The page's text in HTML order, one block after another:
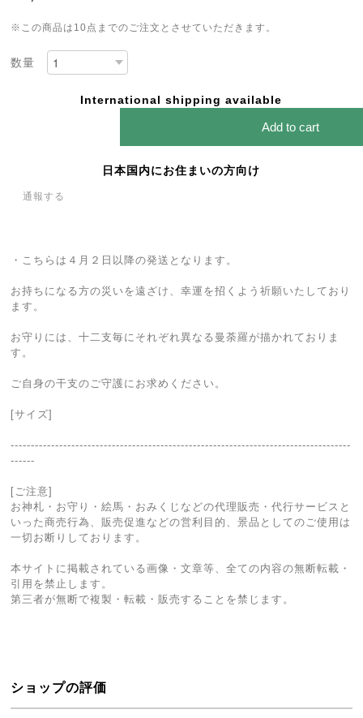
※この商品は10点までのご注文とさせていただきます。
数量
International shipping available
Add to cart
日本国内にお住まいの方向け
通報する
・こちらは４月２日以降の発送となります。
お持ちになる方の災いを遠ざけ、幸運を招くよう祈願いたしており
ます。
お守りには、十二支毎にそれぞれ異なる曼荼羅が描かれておりま
す。
ご自身の干支のご守護にお求めください。
[サイズ]
------------------------------------------------------------------------------------
------
[ご注意]
お神札・お守り・絵馬・おみくじなどの代理販売・代行サービスと
いった商売行為、販売促進などの営利目的、景品としてのご使用は
一切お断りしております。
本サイトに掲載されている画像・文章等、全ての内容の無断転載・
引用を禁止します。
第三者が無断で複製・転載・販売することを禁じます。
ショップの評価